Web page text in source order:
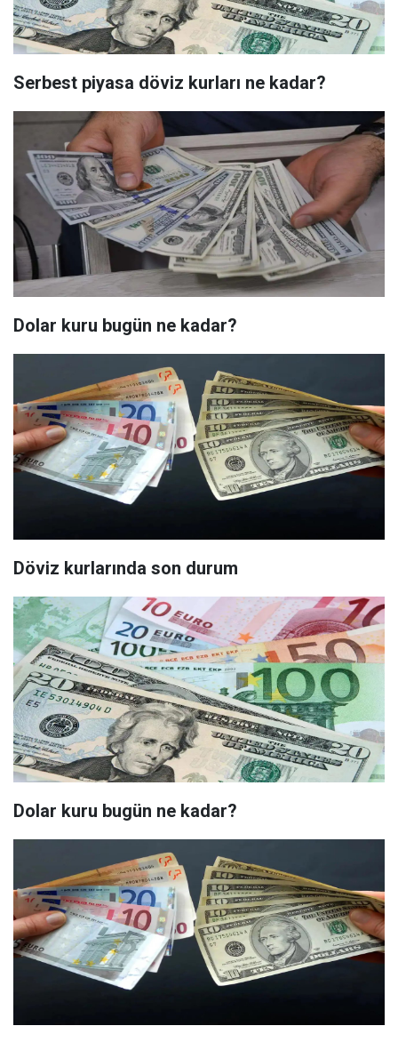
Serbest piyasa döviz kurları ne kadar?
Dolar kuru bugün ne kadar?
Döviz kurlarında son durum
Dolar kuru bugün ne kadar?